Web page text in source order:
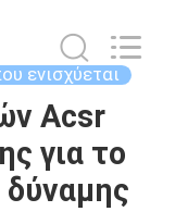
ενισχύεται
Acsr
για το